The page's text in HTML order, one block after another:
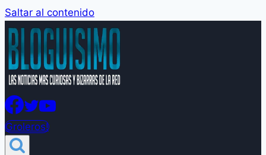
Saltar al contenido
Groleros!